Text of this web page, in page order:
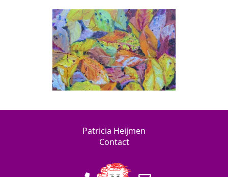
Patricia Heijmen
Contact